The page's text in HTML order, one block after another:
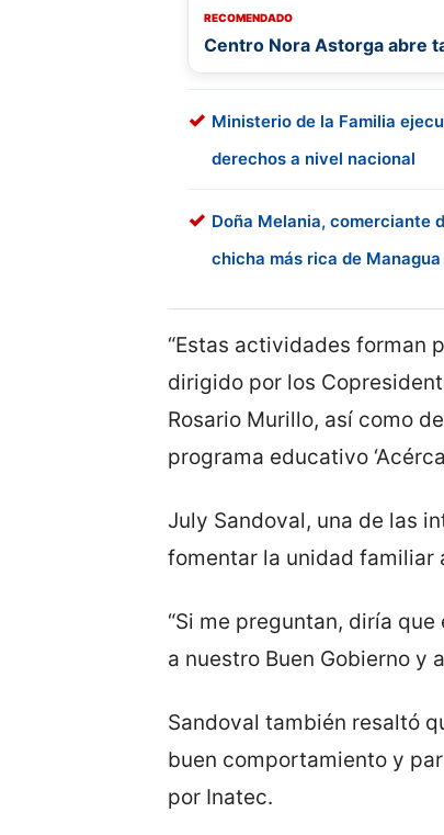
RECOMENDADO
Centro Nora Astorga abre
Ministerio de la Familia
derechos a nivel nacional
Doña Melania, comerciante
chicha más rica de Managua
“Estas actividades forman
dirigido por los
Rosario Murillo, así como
programa educativo
July Sandoval, una de las
fomentar la unidad familiar
“Si me preguntan, diría
a nuestro Buen Gobierno y
Sandoval también resaltó
buen comportamiento y
por Inatec.